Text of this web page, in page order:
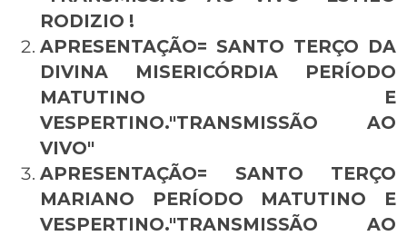
RODIZIO !
APRESENTAÇÃO= SANTO TERÇO DA
DIVINA MISERICÓRDIA PERÍODO
MATUTINO E
VESPERTINO."TRANSMISSÃO AO
VIVO"
APRESENTAÇÃO= SANTO TERÇO
MARIANO PERÍODO MATUTINO E
VESPERTINO."TRANSMISSÃO AO